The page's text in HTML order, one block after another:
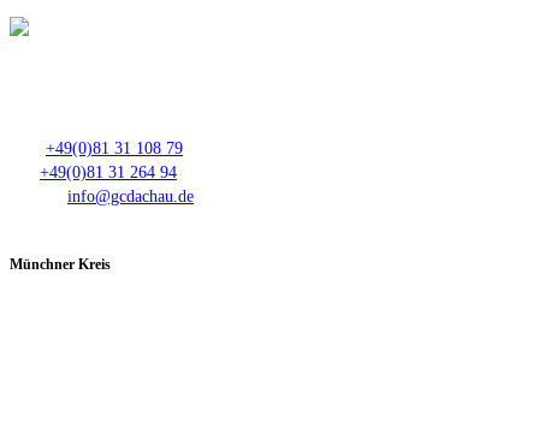
+49(0)81 31 108 79
+49(0)81 31 264 94
info@gcdachau.de
Münchner Kreis